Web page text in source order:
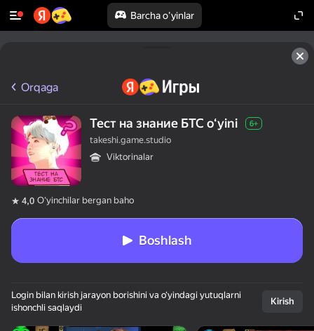
Barcha o'yinlar
Orqaga
Тест на знание БТС oʻyini 6+
takeshi.game.studio
Viktorinalar
4,0 Oʻyinchilar bergan baho
Boshlash
Login bilan kirish jarayon borishini va o‘yindagi yutuqlarni
ishonchli saqlaydi
Kirish